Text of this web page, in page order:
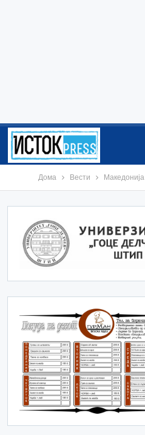
Дома Вести Македонија